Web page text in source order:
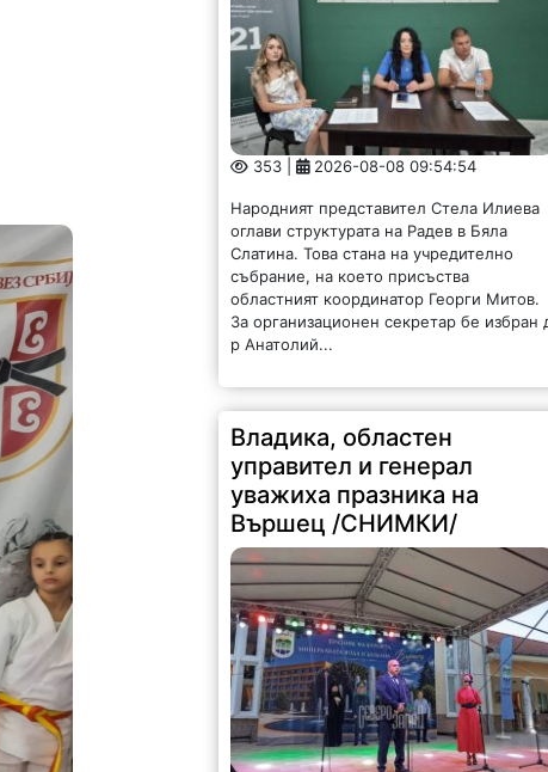
353 | 2026-08-08 09:54:54
Народният представител Стела Илиева
оглави структурата на Радев в Бяла
Слатина. Това стана на учредително
събрание, на което присъства
областният координатор Георги Митов.
За организационен секретар бе избран
р Анатолий...
Владика, областен
управител и генерал
уважиха празника на
Вършец /СНИМКИ/